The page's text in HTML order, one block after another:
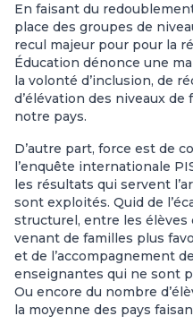
En faisant du
place des groupes de
recul majeur pour pour la
Éducation dénonce une
la volonté d’inclusion, de
d’élévation des niveaux
notre pays.
D’autre part, force est de
l’enquête internationale
les résultats qui servent
sont exploités. Quid de
structurel, entre les élèves
venant de familles plus
et de l’accompagnement
enseignantes qui ne sont
Ou encore du nombre
la moyenne des pays